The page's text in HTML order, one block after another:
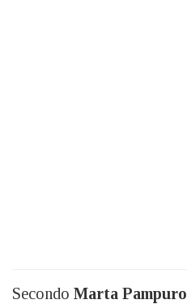
Secondo Marta Pampuro